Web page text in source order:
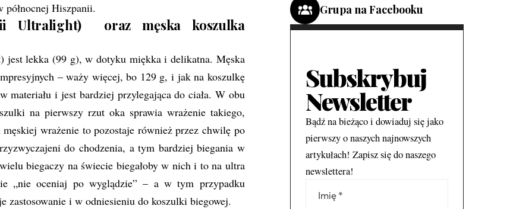
północnej Hiszpanii.
Ultralight) oraz męska koszulka
lekka (99 g), w dotyku miękka i delikatna. Męska
– waży więcej, bo 129 g, i jak na koszulkę
materiału i jest bardziej przylegająca do ciała. W obu
na pierwszy rzut oka sprawia wrażenie takiego,
wrażenie to pozostaje również przez chwilę po
do chodzenia, a tym bardziej biegania w
biegaczy na świecie biegałoby w nich i to na ultra
„nie oceniaj po wyglądzie” – a w tym przypadku
zastosowanie i w odniesieniu do koszulki biegowej.
Grupa na Facebooku
Subskrybuj
Newsletter
Bądź na bieżąco i dowiaduj się jako
pierwszy o naszych najnowszych
artykułach! Zapisz się do naszego
newslettera!
Alternative: